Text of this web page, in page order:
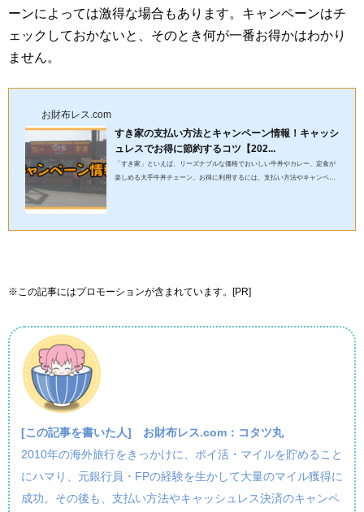
ーンによっては激得な場合もあります。キャンペーンはチ
ェックしておかないと、そのとき何が一番お得かはわかり
ません。
お財布レス.com
すき家の支払い方法とキャンペーン情報！キャッシ
ュレスでお得に節約するコツ【202...
「すき家」といえば、リーズナブルな価格でおいしい牛丼やカレー、定食が
楽しめる大手牛丼チェーン。お得に利用するには、支払い方法やキャンペー
※この記事にはプロモーションが含まれています。[PR]
[この記事を書いた人] お財布レス.com：コタツ丸
2010年の海外旅行をきっかけに、ポイ活・マイルを貯めること
にハマり、元銀行員・FPの経験を生かして大量のマイル獲得に
成功。その後も、支払い方法やキャッシュレス決済のキャンペ